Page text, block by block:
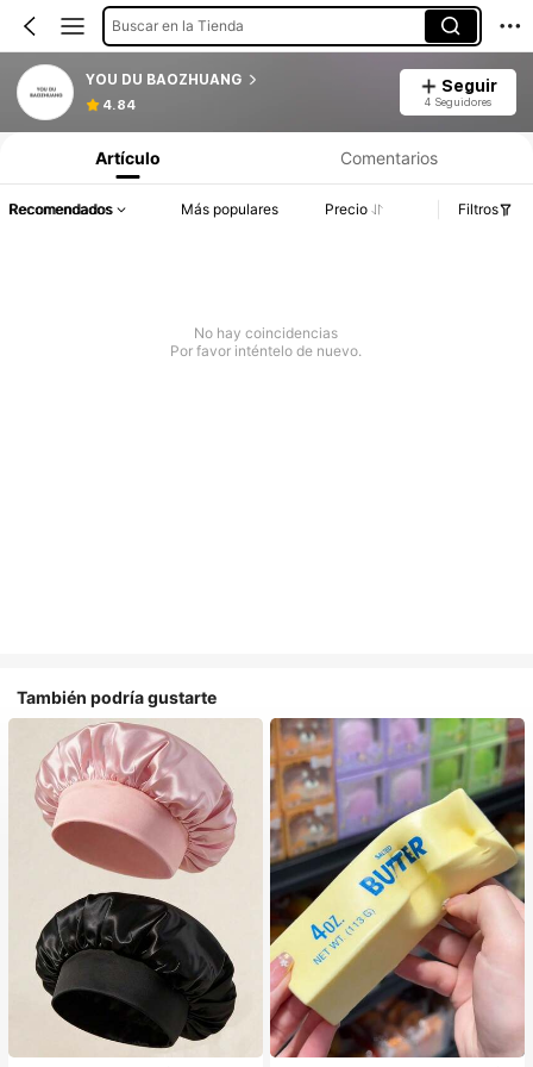
Buscar en la Tienda
YOU DU BAOZHUANG
4.84
Seguir
4 Seguidores
Artículo Comentarios
Recomendados Más populares Precio Filtros
No hay coincidencias
Por favor inténtelo de nuevo.
También podría gustarte